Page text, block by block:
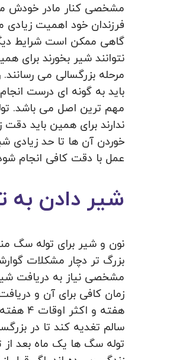
مشخصی کنار مادر خودش
فرزندان خود اهمیت زیادی
گاهی ممکن است شرایط
نتوانند شیر بخورند برای
باید به گونه ای درست
مهم ترین اصل می باشد.
ندارند برای همین باید
خوردن آن ها تا حد زیادی
عمل با دقت کافی انجام
شیر دادن به
نون و شیر برای توله سگ
بزرگ تر دچار مشکلات
مشخصی نیاز به دریافت
هفته
سالم تغدیه کند تا در
توله سگ ها یک ماه بعد از